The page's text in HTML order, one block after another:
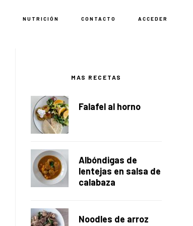
NUTRICIÓN CONTACTO ACCEDER
lateral
principal
MAS RECETAS
Falafel al horno
Albóndigas de
lentejas en salsa de
calabaza
Noodles de arroz